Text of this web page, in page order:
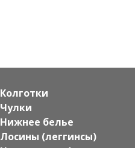
Колготки
Чулки
Нижнее белье
Лосины (леггинсы)